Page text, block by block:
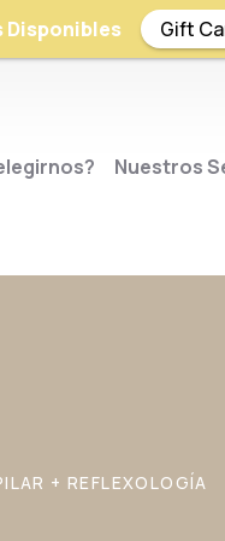
Nuestros
+ REFLEXOLOGÍA
Gift